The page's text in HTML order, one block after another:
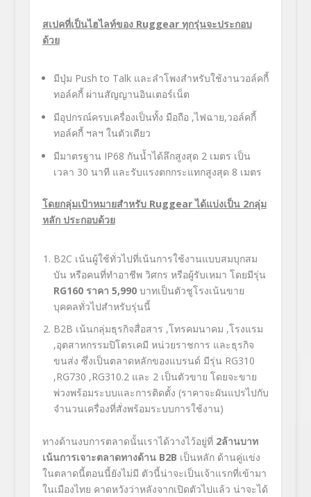
สเปคที่เป็นไฮไลท์ของ Ruggear ทุกรุ่นจะประกอบ
ด้วย
มีปุ่ม Push to Talk และลำโพงสำหรับใช้งานวอล์คกี้
ทอล์คกี้ ผ่านสัญญานอินเตอร์เน็ต
มีอุปกรณ์ครบเครื่องเป็นทั้ง มือถือ ,ไฟฉาย,วอล์คกี้
ทอล์คกี้ ฯลฯ ในตัวเดียว
มีมาตรฐาน IP68 กันน้ำได้ลึกสูงสุด 2 เมตร เป็น
เวลา 30 นาที และรับแรงตกกระแทกสูงสุด 8 เมตร
โดยกลุ่มเป้าหมายสำหรับ Ruggear ได้แบ่งเป็น 2กลุ่ม
หลัก ประกอบด้วย
B2C เน้นผู้ใช้ทั่วไปที่เน้นการใช้งานแบบสมบุกสม
บัน หรือคนที่ทำอาชีพ วิศกร หรือผู้รับเหมา โดยมีรุ่น
RG160 ราคา 5,990บาทเป็นตัวชูโรงเน้นขาย
บุคคลทั่วไปสำหรับรุ่นนี้
B2B เน้นกลุ่มธุรกิจสื่อสาร ,โทรคมนาคม ,โรงแรม
,อุตสาหกรรมปิโตรเคมี หน่วยราชการ และธุรกิจ
ขนส่ง ซึ่งเป็นตลาดหลักของแบรนด์ มีรุ่น RG310
,RG730 ,RG310.2 และ 2 เป็นตัวขาย โดยจะขาย
พ่วงพร้อมระบบและการติดตั้ง (ราคาจะผันแปรไปกับ
จำนวนเครื่องที่สั่งพร้อมระบบการใช้งาน)
ทางด้านงบการตลาดนั้นเราได้วางไว้อยู่ที่ 2ล้านบาท
เน้นการเจาะตลาดทางด้าน B2B เป็นหลัก ด้านคู่แข่ง
ในตลาดนี้ตอนนี้ยังไม่มี ตัวนี้น่าจะเป็นเจ้าแรกที่เข้ามา
ในเมืองไทย คาดหวังว่าหลังจากเปิดตัวไปแล้ว น่าจะได้